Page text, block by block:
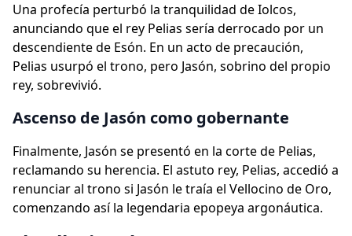
Una profecía perturbó la tranquilidad de Iolcos,
anunciando que el rey Pelias sería derrocado por un
descendiente de Esón. En un acto de precaución,
Pelias usurpó el trono, pero Jasón, sobrino del propio
rey, sobrevivió.
Ascenso de Jasón como gobernante
Finalmente, Jasón se presentó en la corte de Pelias,
reclamando su herencia. El astuto rey, Pelias, accedió a
renunciar al trono si Jasón le traía el Vellocino de Oro,
comenzando así la legendaria epopeya argonáutica.